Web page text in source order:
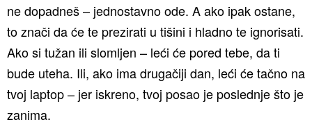
ne dopadneš – jednostavno ode. A ako ipak ostane,
to znači da će te prezirati u tišini i hladno te ignorisati.
Ako si tužan ili slomljen – leći će pored tebe, da ti
bude uteha. Ili, ako ima drugačiji dan, leći će tačno na
tvoj laptop – jer iskreno, tvoj posao je poslednje što je
zanima.